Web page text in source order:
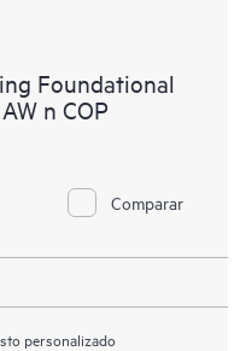
Foundational
n COP
Comparar
personalizado